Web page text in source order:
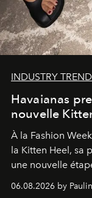
INDUSTRY
Havaianas
nouvelle
À la Fashion
la Kitten Heel, sa
une nouvelle
06.08.2026 by